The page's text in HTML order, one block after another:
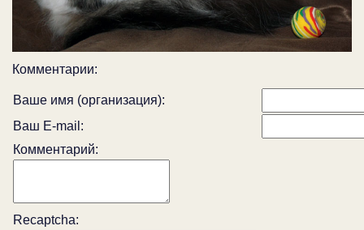
Комментарии:
Ваше имя (организация):
Ваш E-mail:
Комментарий:
Recaptcha: